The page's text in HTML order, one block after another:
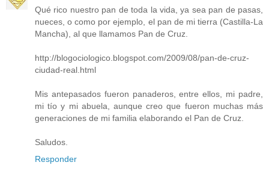
Qué rico nuestro pan de toda la vida, ya sea pan de pasas,
nueces, o como por ejemplo, el pan de mi tierra (Castilla-La
Mancha), al que llamamos Pan de Cruz.
http://blogociologico.blogspot.com/2009/08/pan-de-cruz-
ciudad-real.html
Mis antepasados fueron panaderos, entre ellos, mi padre,
mi tío y mi abuela, aunque creo que fueron muchas más
generaciones de mi familia elaborando el Pan de Cruz.
Saludos.
Responder